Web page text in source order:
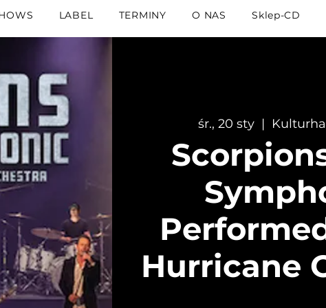
LABEL TERMINY O NAS Sklep-CD
śr., 20 sty
  |
Hurricane